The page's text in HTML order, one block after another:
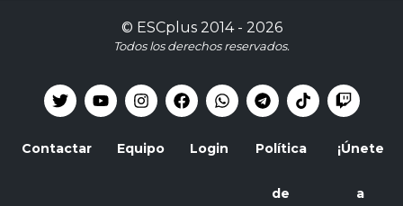
© ESCplus2014 - 2026
Todos los derechos reservados.
Contactar Equipo Login Política
de
¡Únete
a